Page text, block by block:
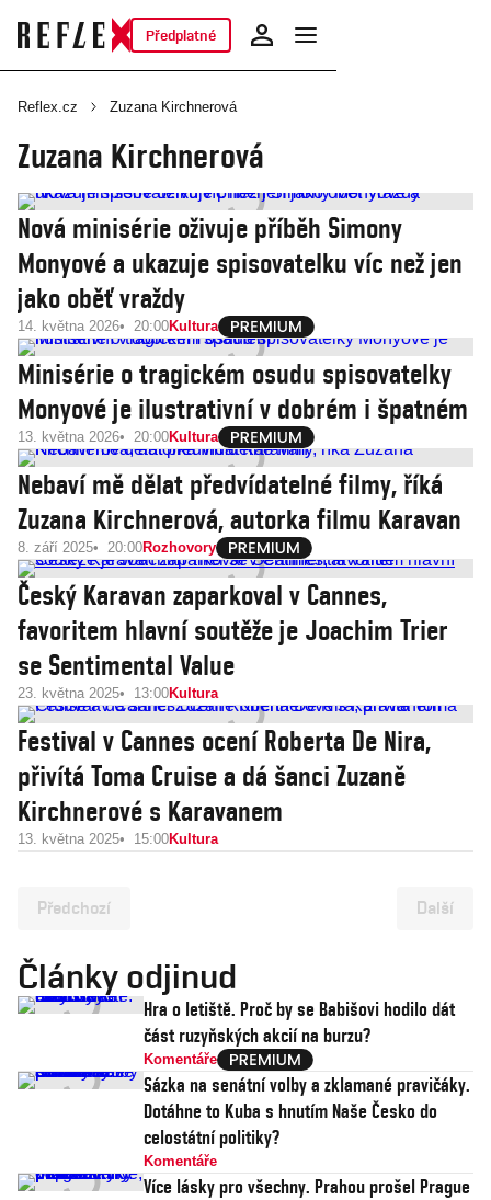
Předplatné
Reflex.cz Zuzana Kirchnerová
Zuzana Kirchnerová
Nová minisérie oživuje příběh Simony
Monyové a ukazuje spisovatelku víc než jen
jako oběť vraždy
14. května 2026 20:00Kultura
Minisérie o tragickém osudu spisovatelky
Monyové je ilustrativní v dobrém i špatném
13. května 2026 20:00Kultura
Nebaví mě dělat předvídatelné filmy, říká
Zuzana Kirchnerová, autorka filmu Karavan
8. září 2025 20:00Rozhovory
Český Karavan zaparkoval v Cannes,
favoritem hlavní soutěže je Joachim Trier
se Sentimental Value
23. května 2025 13:00Kultura
Festival v Cannes ocení Roberta De Nira,
přivítá Toma Cruise a dá šanci Zuzaně
Kirchnerové s Karavanem
13. května 2025 15:00Kultura
Předchozí Další
Články odjinud
Hra o letiště. Proč by se Babišovi hodilo dát
část ruzyňských akcií na burzu?
Komentáře
Sázka na senátní volby a zklamané pravičáky.
Dotáhne to Kuba s hnutím Naše Česko do
celostátní politiky?
Komentáře
Více lásky pro všechny. Prahou prošel Prague